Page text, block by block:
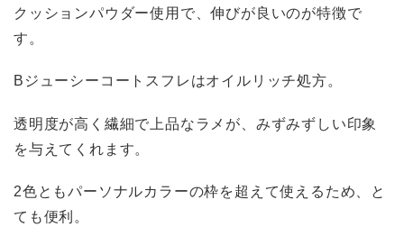
クッションパウダー使用で、伸びが良いのが特徴で
す。
Bジューシーコートスフレはオイルリッチ処方。
透明度が高く繊細で上品なラメが、みずみずしい印象
を与えてくれます。
2色ともパーソナルカラーの枠を超えて使えるため、と
ても便利。